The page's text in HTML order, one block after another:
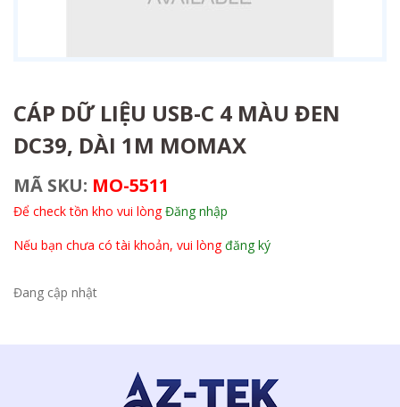
CÁP DỮ LIỆU USB-C 4 MÀU ĐEN
DC39, DÀI 1M MOMAX
MÃ SKU: MO-5511
Để check tồn kho vui lòngĐăng nhập
Nếu bạn chưa có tài khoản, vui lòngđăng ký
Đang cập nhật